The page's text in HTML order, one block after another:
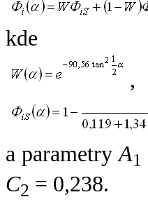
kde
,
a parametryA1
C2 = 0,238.